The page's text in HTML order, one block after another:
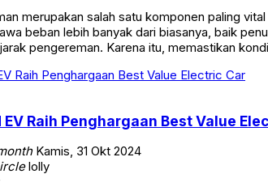
merupakan salah satu komponen paling
beban lebih banyak dari biasanya, baik
pengereman. Karena itu, memastikan
Raih Penghargaan Best Value
Kamis, 31 Okt 2024
lolly